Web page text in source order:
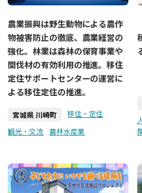
農業振興は野生動物による農作
物被害防止の徹底、農業経営の
強化。林業は森林の保育事業や
間伐材の有効利用の推進。移住
定住サポートセンターの運営に
よる移住定住の推進。
宮城県 川崎町
移住・定住
観光・交流
農林水産業